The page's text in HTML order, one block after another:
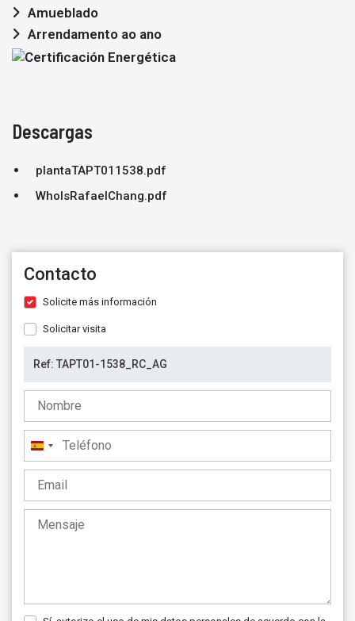
Amueblado
Arrendamento ao ano
Descargas
plantaTAPT011538.pdf
WhoIsRafaelChang.pdf
Contacto
Solicite más información
Solicitar visita
España
+34